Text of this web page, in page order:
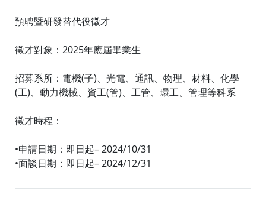
預聘暨研發替代役徵才
徵才對象：2025年應屆畢業生
招募系所：電機(子)、光電、通訊、物理、材料、化學
(工)、動力機械、資工(管)、工管、環工、管理等科系
徵才時程：
•申請日期：即日起– 2024/10/31
•面談日期：即日起– 2024/12/31